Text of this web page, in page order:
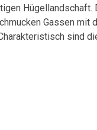
Hügellandschaft.
Gassen mit
sind